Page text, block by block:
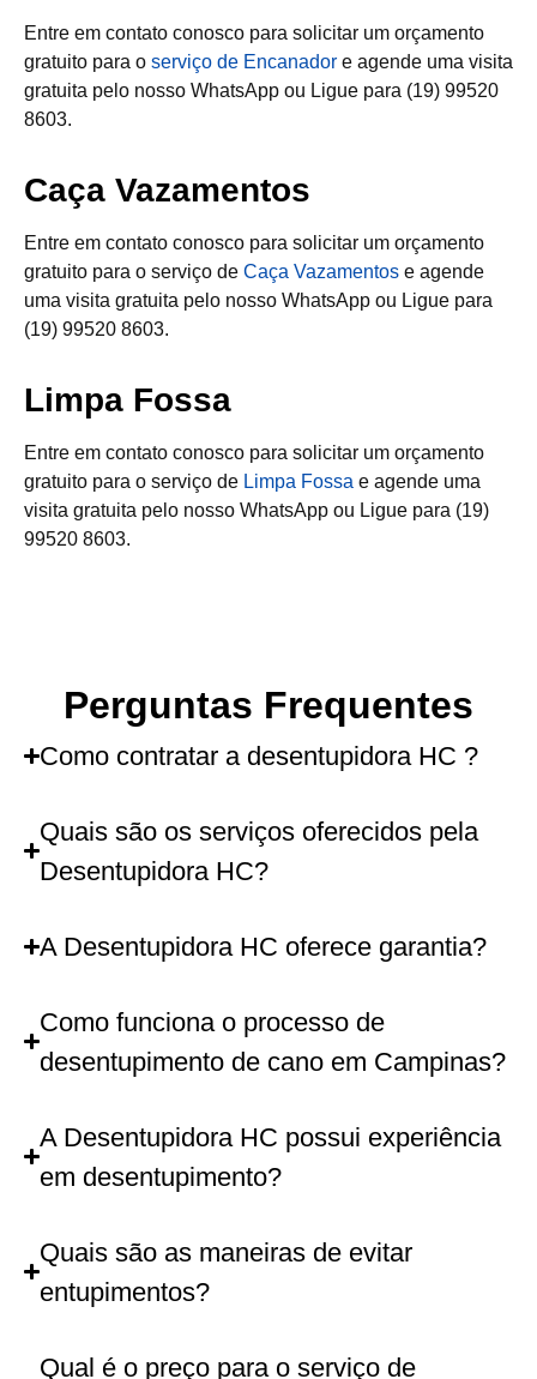
Entre em contato conosco para solicitar um orçamento
gratuito para o serviço de Encanador e agende uma visita
gratuita pelo nosso WhatsApp ou Ligue para (19) 99520
8603.
Caça Vazamentos
Entre em contato conosco para solicitar um orçamento
gratuito para o serviço de Caça Vazamentos e agende
uma visita gratuita pelo nosso WhatsApp ou Ligue para
(19) 99520 8603.
Limpa Fossa
Entre em contato conosco para solicitar um orçamento
gratuito para o serviço de Limpa Fossa e agende uma
visita gratuita pelo nosso WhatsApp ou Ligue para (19)
99520 8603.
Perguntas Frequentes
Como contratar a desentupidora HC ?
Quais são os serviços oferecidos pela
Desentupidora HC?
A Desentupidora HC oferece garantia?
Como funciona o processo de
desentupimento de cano em Campinas?
A Desentupidora HC possui experiência
em desentupimento?
Quais são as maneiras de evitar
entupimentos?
Qual é o preço para o serviço de